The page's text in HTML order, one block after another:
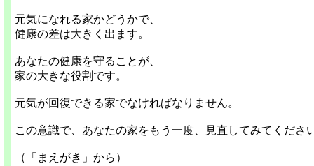
元気になれる家かどうかで、
健康の差は大きく出ます。
あなたの健康を守ることが、
家の大きな役割です。
元気が回復できる家でなければなりません。
この意識で、あなたの家をもう一度、見直してみてくださ
（「まえがき」から）